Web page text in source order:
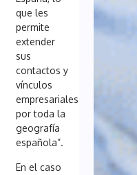
que les
permite
extender
sus
contactos y
vínculos
empresariales
por toda la
geografía
española”.
En el caso